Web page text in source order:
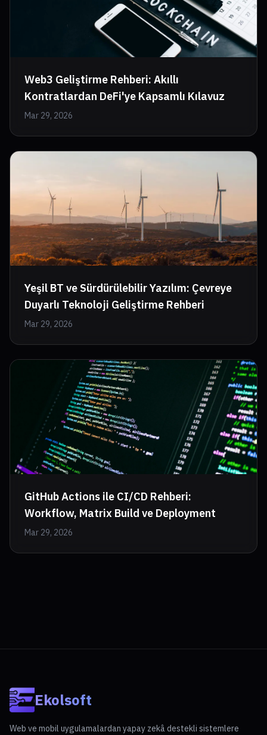
Web3 Geliştirme Rehberi: Akıllı
Kontratlardan DeFi'ye Kapsamlı Kılavuz
Mar 29, 2026
Yeşil BT ve Sürdürülebilir Yazılım: Çevreye
Duyarlı Teknoloji Geliştirme Rehberi
Mar 29, 2026
GitHub Actions ile CI/CD Rehberi:
Workflow, Matrix Build ve Deployment
Mar 29, 2026
Ekolsoft
Web ve mobil uygulamalardan yapay zekâ destekli sistemlere